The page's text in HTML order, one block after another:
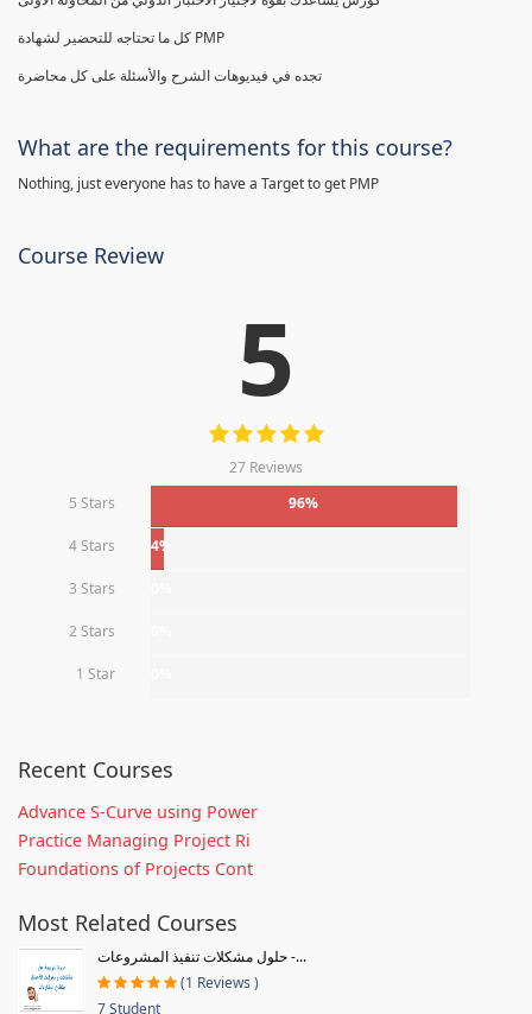
كل ما تحتاجه للتحضير لشهادة PMP
تجده في فيديوهات الشرح والأسئلة على كل محاضرة
What are the requirements for this course?
Nothing, just everyone has to have a Target to get PMP
Course Review
5
27 Reviews
5 Stars
96%
4 Stars 4%
3 Stars
2 Stars
1 Star
Recent Courses
Advance S-Curve using Power
Practice Managing Project Ri
Foundations of Projects Cont
Most Related Courses
حلول مشكلات تنفيذ المشروعات -...
(1 Reviews )
7 Student